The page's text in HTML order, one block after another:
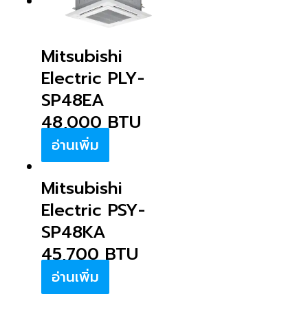
Mitsubishi
Electric PLY-
SP48EA
48,000 BTU
อ่านเพิ่ม
Mitsubishi
Electric PSY-
SP48KA
45,700 BTU
อ่านเพิ่ม